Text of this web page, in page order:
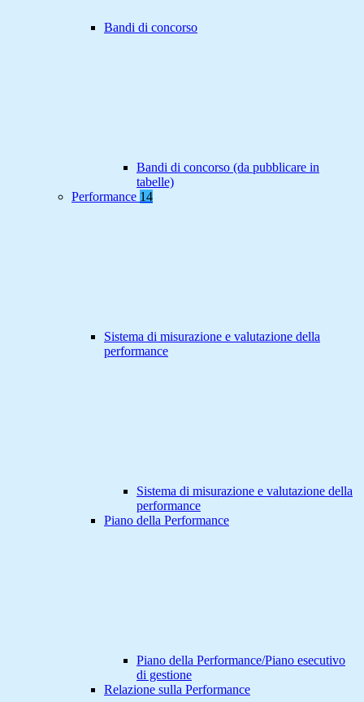
Bandi di concorso
Bandi di concorso (da pubblicare in
tabelle)
Performance 14
Sistema di misurazione e valutazione della
performance
Sistema di misurazione e valutazione della
performance
Piano della Performance
Piano della Performance/Piano esecutivo
di gestione
Relazione sulla Performance